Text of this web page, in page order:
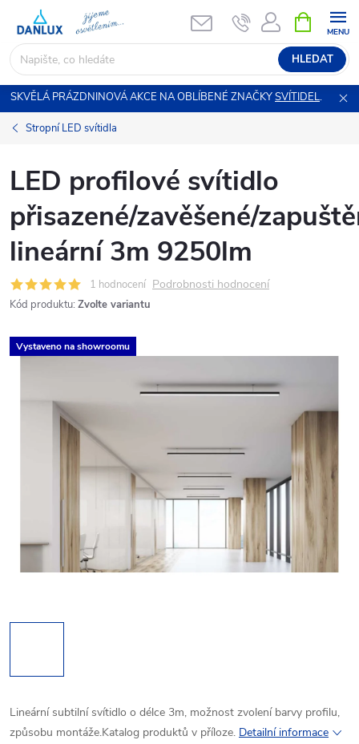
obsah
HLEDAT
NÁKUPNÍ
KOŠÍK
SKVĚLÁ PRÁZDNINOVÁ AKCE NA OBLÍBENÉ ZNAČKYSVÍTIDEL.
Stropní LED svítidla
LED profilové svítidlo
přisazené/zavěšené/
lineární 3m 9250lm
1 hodnocení Podrobnosti hodnocení
Kód produktu: Zvolte variantu
Vystaveno na showroomu
Lineární subtilní svítidlo o délce 3m, možnost zvolení barvy profilu,
způsobu montáže.Katalog produktů v příloze. Detailní informace